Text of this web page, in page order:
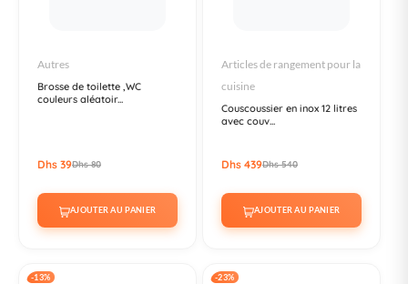
Autres
Brosse de toilette ,WC
couleurs aléatoir...
Dhs 39Dhs 80
AJOUTER AU PANIER
Articles de rangement pour la
cuisine
Couscoussier en inox 12 litres
avec couv...
Dhs 439Dhs 540
AJOUTER AU PANIER
-13% -23%